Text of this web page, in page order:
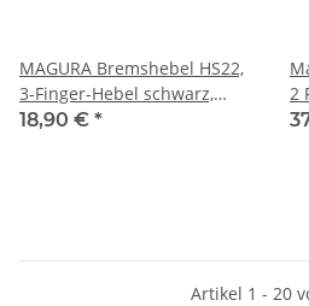
MAGURA Bremshebel HS22,
3-Finger-Hebel schwarz,
inkl. Lagerbolzen
18,90 € *
2
Artikel 1 - 20